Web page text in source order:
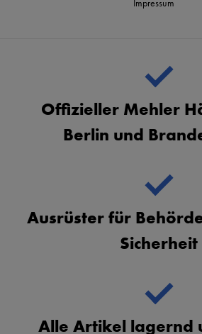
Offizieller Mehler
Berlin und
Ausrüster für
Sicherheit
Alle Artikel lagernd